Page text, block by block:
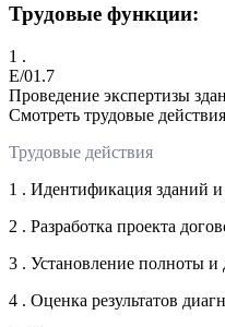
Трудовые функции:
1 .
E/01.7
Проведение экспертизы
Смотреть трудовые
Трудовые действия
1 . Идентификация зданий
2 . Разработка проекта
3 . Установление полноты и
4 . Оценка результатов